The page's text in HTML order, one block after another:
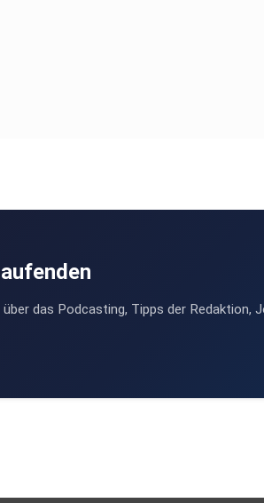
das Podcasting, Tipps der Redaktion,